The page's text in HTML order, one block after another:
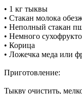
• 1 кг тыквы
• Стакан молока
• Неполный стакан
• Немного
• Корица
• Ложечка меда или
Приготовление:
Тыкву очистить,